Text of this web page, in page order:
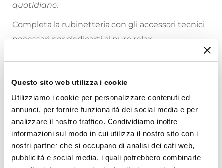
Questo sito web utilizza i cookie
Utilizziamo i cookie per personalizzare contenuti ed
annunci, per fornire funzionalità dei social media e per
analizzare il nostro traffico. Condividiamo inoltre
informazioni sul modo in cui utilizza il nostro sito con i
nostri partner che si occupano di analisi dei dati web,
pubblicità e social media, i quali potrebbero combinarle
quotidiano.
Completa la rubinetteria con gli accessori tecnici
necessari per dedicarti al puro relax.
Riepilogo Caratteristiche
Tipologia
Incasso Doccia
Marca
Jacuzzi - Rubinetteria
Serie
Ti suggeriamo anche